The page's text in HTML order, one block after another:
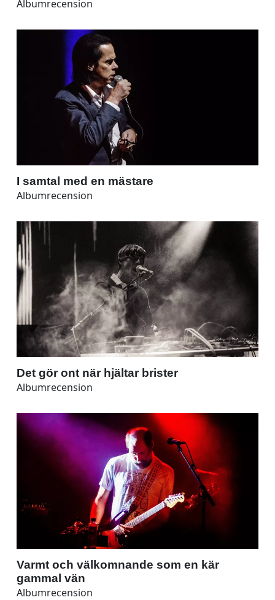
Albumrecension
I samtal med en mästare
Albumrecension
Det gör ont när hjältar brister
Albumrecension
Varmt och välkomnande som en kär
gammal vän
Albumrecension